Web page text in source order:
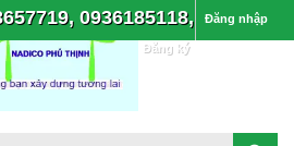
0936185118, Đăng nhập
Đăng ký